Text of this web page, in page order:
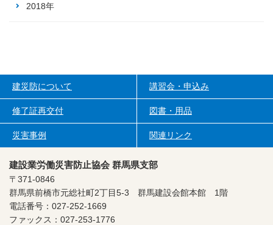
2018年
建災防について 講習会・申込み
修了証再交付 図書・用品
災害事例 関連リンク
建設業労働災害防止協会 群馬県支部
〒371-0846
群馬県前橋市元総社町2丁目5-3 群馬建設会館本館 1階
電話番号：027-252-1669
ファックス：027-253-1776